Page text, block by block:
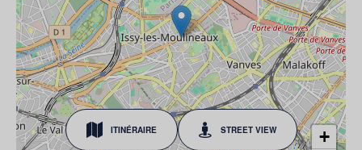
ITINÉRAIRE STREET VIEW
+